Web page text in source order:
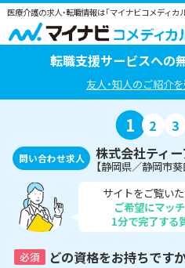
医療介護の求人・転職情報は「マイナビコメディカル
転職支援サービスへの
友人・知人のご紹介
1 2 3
問い合わせ求人 株式会社ティ
サイトをご覧い
ご希望にマッ
1分で完了する
必須 どの資格をお持ちです